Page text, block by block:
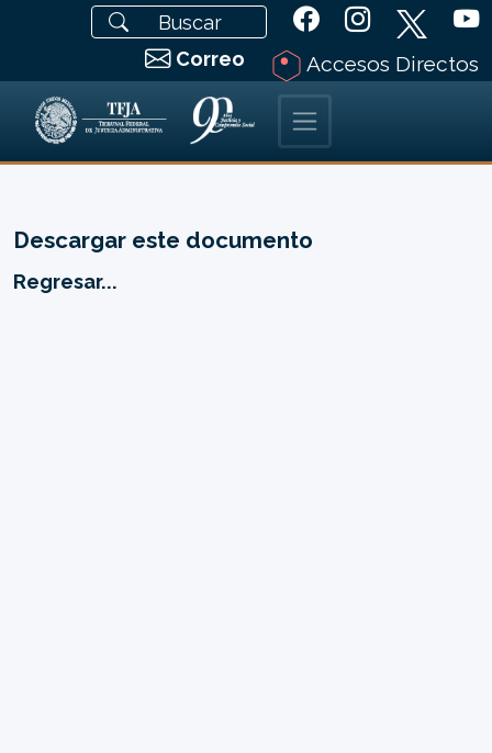
Correo Accesos Directos
Descargar este documento
Regresar...